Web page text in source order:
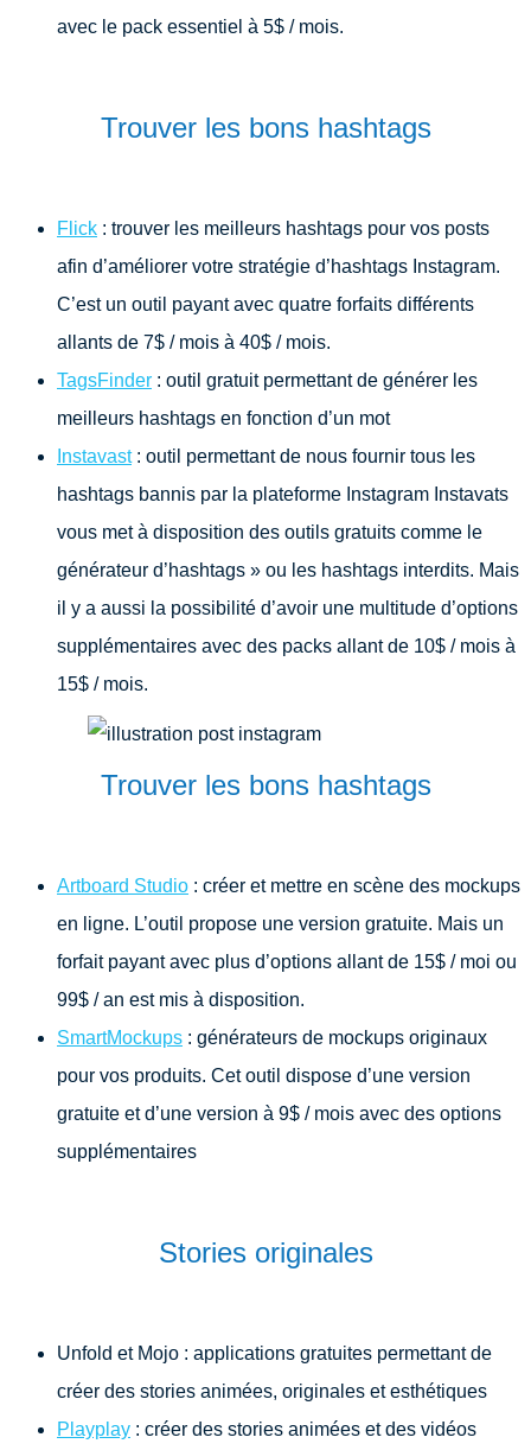
avec le pack essentiel à 5$ / mois.
Trouver les bons hashtags
Flick : trouver les meilleurs hashtags pour vos posts
afin d’améliorer votre stratégie d’hashtags Instagram.
C’est un outil payant avec quatre forfaits différents
allants de 7$ / mois à 40$ / mois.
TagsFinder : outil gratuit permettant de générer les
meilleurs hashtags en fonction d’un mot
Instavast: outil permettant de nous fournir tous les
hashtags bannis par la plateforme Instagram Instavats
vous met à disposition des outils gratuits comme le
générateur d’hashtags » ou les hashtags interdits. Mais
il y a aussi la possibilité d’avoir une multitude d’options
supplémentaires avec des packs allant de 10$ / mois à
15$ / mois.
Trouver les bons hashtags
Artboard Studio : créer et mettre en scène des mockups
en ligne. L’outil propose une version gratuite. Mais un
forfait payant avec plus d’options allant de 15$ / moi ou
99$ / an est mis à disposition.
SmartMockups : générateurs de mockups originaux
pour vos produits. Cet outil dispose d’une version
gratuite et d’une version à 9$ / mois avec des options
supplémentaires
Stories originales
Unfold et Mojo : applications gratuites permettant de
créer des stories animées, originales et esthétiques
Playplay : créer des stories animées et des vidéos